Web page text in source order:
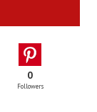
0
Followers